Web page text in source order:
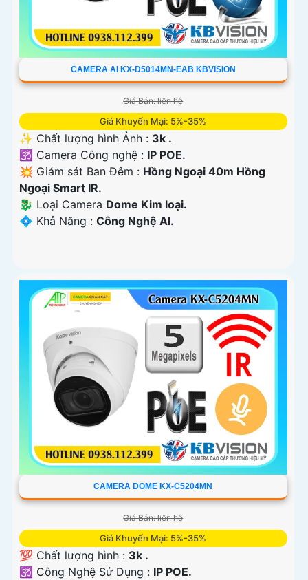
CAMERA AI KX-D5014MN-EAB KBVISION
Giá Bán: liên hệ
Giá Khuyến Mại: 5%-35%
✨ Chất lượng hình Ảnh : 3k .
🕉️ Camera Công nghệ : IP POE.
💥 Giám sát Ban Đêm : Hồng Ngoại 40m Hồng
Ngoại Smart IR.
🐉️ Loại Camera Dome Kim loại.
️💠 Khả Năng : Công Nghệ AI.
CAMERA DOME KX-C5204MN
Giá Bán: liên hệ
Giá Khuyến Mại: 5%-35%
💯 Chất lượng hình : 3k .
🕉️ Công Nghệ Sử Dụng : IP POE.